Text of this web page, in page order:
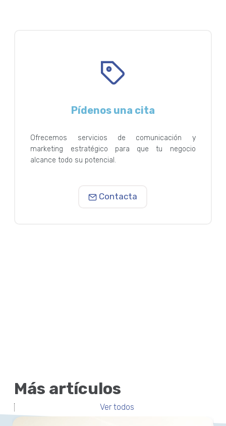
Pídenos una cita
Ofrecemos servicios de comunicación y
marketing estratégico para que tu negocio
alcance todo su potencial.
Contacta
Más artículos
Ver todos